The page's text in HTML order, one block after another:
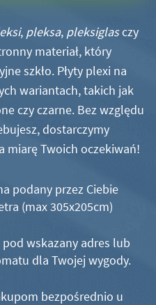
, pleksa, pleksiglasczy
materiał, który
szkło. Płyty plexi na
wariantach, takich jak
czy czarne. Bez względu
dostarczymy
miarę Twoich oczekiwań!
podany przez Ciebie
(max 305x205cm)
pod wskazany adres lub
dla Twojej wygody.
bezpośrednio u